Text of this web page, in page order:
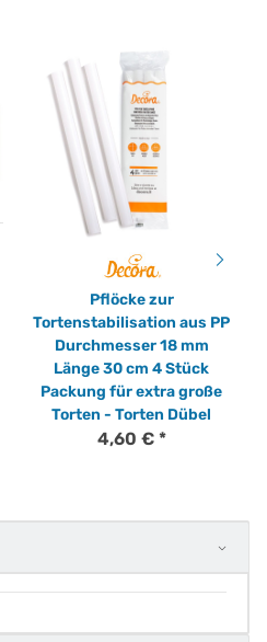
Pflöcke zur
Tortenstabilisation aus PP
Durchmesser 18 mm
Länge 30 cm 4 Stück
Packung für extra große
Torten - Torten Dübel
4,60 € *